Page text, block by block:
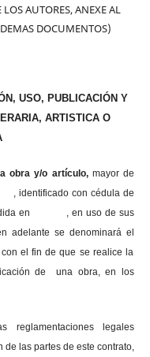
AUTORES, ANEXE AL
DOCUMENTOS)
USO, PUBLICACIÓN Y
ARTISTICA O
obra y/o artículo, mayor de
con cédula de
en , en uso de sus
adelante se denominará el
el fin de que se realice la
de una obra, en los
reglamentaciones legales
de las partes de este contrato,